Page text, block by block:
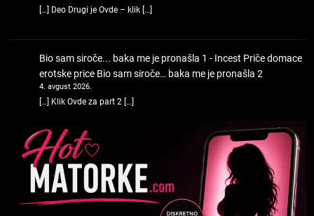
[…] Deo Drugi je Ovde – klik […]
Bio sam siroče... baka me je pronašla 1 - Incest Priče domace
erotske price Bio sam siroče… baka me je pronašla 2
4. avgust 2026.
[…] Klik Ovde za part 2 […]